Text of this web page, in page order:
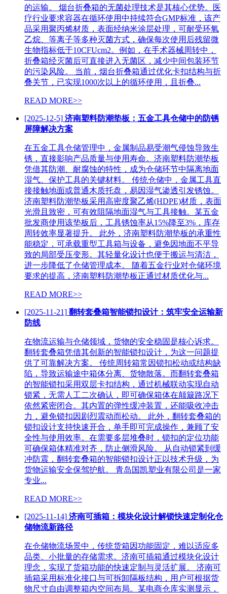
的运输。 烟台折叠箱的无菌处理技术是其核心优势。医
疗行业要求容器在循环使用中持续符合GMP标准，该产
品采用聚丙烯材质，表面经纳米涂层处理，可耐受环氧
乙烷、等离子等多种灭菌方式，确保每次使用后残留微
生物指标低于10CFUcm2。例如，在手术器械周转中，
折叠箱经灭菌后可直接进入无菌区，减少中间包装环节
的污染风险。 当前，烟台折叠箱通过优化卡扣结构与折
叠关节，已实现1000次以上的循环使用，且折叠...
READ MORE>>
[2025-12-5] 济南塑料防潮垫板：五金工具仓储中的防锈
屏障解决方案
在五金工具仓储管理中，金属制品易受潮气侵蚀导致生
锈，直接影响产品质量与使用寿命。济南塑料防潮垫板
凭借其防潮、耐腐蚀的特性，成为仓储环节中隔离地面
湿气、保护工具的关键材料。 传统仓储中，金属工具直
接接触地面或普通木质托盘，易因湿气渗透引发锈蚀。
济南塑料防潮垫板采用高密度聚乙烯(HDPE)材质，表面
光滑且致密，可有效阻隔地面湿气与工具接触。某五金
批发商使用该垫板后，工具锈蚀率从15%降至3%，库存
周转效率显著提升。 此外，济南塑料防潮垫板的承重性
能稳定，可承载重型工具箱与设备，避免因地面不平导
致的局部受压变形。其轻量化设计也便于搬运与清洁，
进一步降低了仓储管理成本。 随着五金行业对仓储环境
要求的提高，济南塑料防潮垫板正通过材质优化与...
READ MORE>>
[2025-11-21] 翻转套叠箱智能锁扣设计：筑牢安全运输新
防线
在物流运输与仓储领域，货物的安全稳固是核心诉求。
翻转套叠箱凭借其创新的智能锁扣设计，为这一问题提
供了可靠解决方案。 传统周转箱常因锁扣松动或结构缺
陷，导致运输途中箱体分离、货物散落。而翻转套叠箱
的智能锁扣采用双层卡扣结构，通过机械联动实现自动
锁紧，无需人工二次确认，即可确保箱体在颠簸路况下
依然紧密闭合。其内置的弹性缓冲装置，还能吸收冲击
力，避免锁扣因剧烈震动而松动。 此外，翻转套叠箱的
锁扣设计支持快速开合，单手即可完成操作，兼顾了安
全性与使用效率。在需要多层堆叠时，锁扣的定位功能
可确保箱体精准对齐，防止侧滑风险。 从自动锁紧到缓
冲防震，翻转套叠箱的智能锁扣设计正以技术升级，为
货物运输安全保驾护航。 青岛国凯塑业有限公司是一家
专业...
READ MORE>>
[2025-11-14] 济南可插箱：模块化设计解锁快速定制化仓
储物流新路径
在仓储物流场景中，传统货箱因功能固定，难以适应多
品类、小批量的存储需求。济南可插箱通过模块化设计
理念，实现了货箱功能的快速定制与灵活扩展。 济南可
插箱采用标准化接口与可拆卸隔板结构，用户可根据货
物尺寸自由调整箱内空间布局。某电商仓库实测显示，